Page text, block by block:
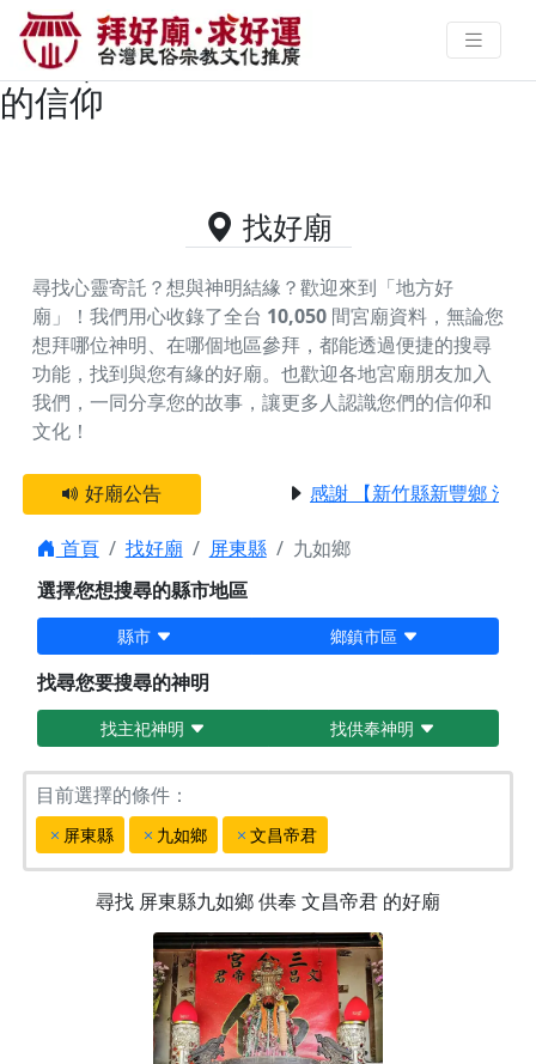
屏東縣九如鄉供奉文昌帝君的好廟
資料｜拜好廟求好運 找到與您有緣
的信仰
找好廟
尋找心靈寄託？想與神明結緣？歡迎來到「地方好
廟」！我們用心收錄了全台 10,050 間宮廟資料，無論您
想拜哪位神明、在哪個地區參拜，都能透過便捷的搜尋
功能，找到與您有緣的好廟。 也歡迎各地宮廟朋友加入
我們，一同分享您的故事，讓更多人認識您們的信仰和
文化！
好廟公告 感謝 【新竹縣新豐鄉 池和
首頁 找好廟 屏東縣
九如鄉
選擇您想搜尋的縣市地區
縣市 鄉鎮市區
找尋您要搜尋的神明
找主祀神明 找供奉神明
目前選擇的條件：
屏東縣 九如鄉 文昌帝君
尋找 屏東縣九如鄉供奉 文昌帝君 的好廟